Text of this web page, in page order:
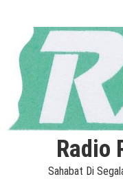
Radio
Sahabat Di